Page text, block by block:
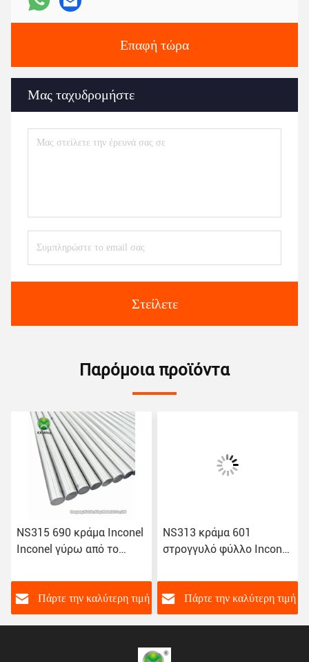
Επαφή τώρα
Μας ταχυδρομήστε
Στείλετε
Παρόμοια προϊόντα
NS315 690 κράμα Inconel
Inconel γύρω από το
νικελίου φύλλων Inconel
σωλήνων φραγμών
Πάρτε την καλύτερη τιμή
NS313 κράμα 601
στρογγυλό φύλλο Inconel
καλωδίων κραμάτων
νικελίου φραγμών ASTM
Πάρτε την καλύτερη τιμή